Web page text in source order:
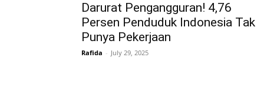
Darurat Pengangguran! 4,76
Persen Penduduk Indonesia Tak
Punya Pekerjaan
Rafida - July 29, 2025